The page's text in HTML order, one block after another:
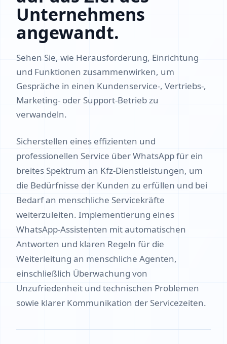
Unternehmens
angewandt.
Sehen Sie, wie Herausforderung, Einrichtung
und Funktionen zusammenwirken, um
Gespräche in einen Kundenservice-, Vertriebs-,
Marketing- oder Support-Betrieb zu
verwandeln.
Sicherstellen eines effizienten und
professionellen Service über WhatsApp für ein
breites Spektrum an Kfz-Dienstleistungen, um
die Bedürfnisse der Kunden zu erfüllen und bei
Bedarf an menschliche Servicekräfte
weiterzuleiten. Implementierung eines
WhatsApp-Assistenten mit automatischen
Antworten und klaren Regeln für die
Weiterleitung an menschliche Agenten,
einschließlich Überwachung von
Unzufriedenheit und technischen Problemen
sowie klarer Kommunikation der Servicezeiten.